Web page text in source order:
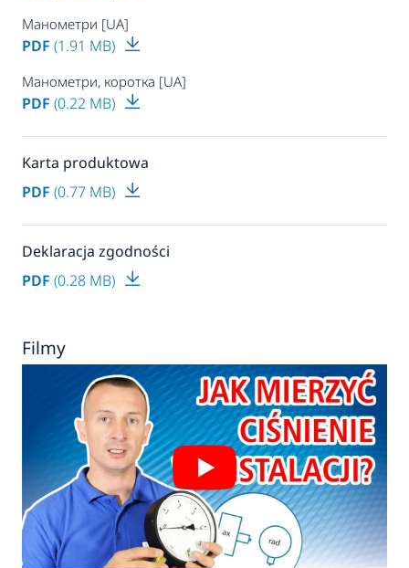
Манометри [UA]
PDF (1.91 MB)
Манометри, коротка [UA]
PDF (0.22 MB)
Karta produktowa
PDF (0.77 MB)
Deklaracja zgodności
PDF (0.28 MB)
Filmy